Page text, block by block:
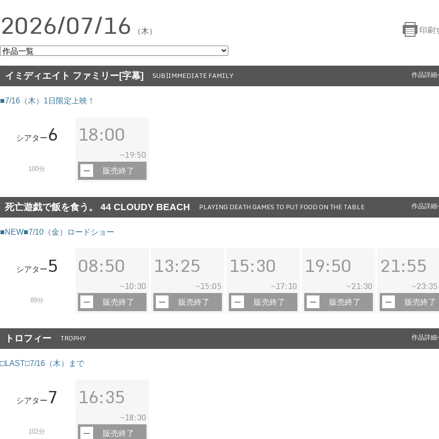
印刷
2026/07/16 （木）
イミディエイト ファミリー[字幕] SUB]IMMEDIATE FAMILY 作品詳細
■7/16（木）1日限定上映！
シアター 6
100分
18:00
~19:50
販売終了
死亡遊戯で飯を食う。 44 CLOUDY BEACH PLAYING DEATH GAMES TO PUT FOOD ON THE TABLE 作品詳細
■NEW■7/10（金）ロードショー
シアター5
89分
08:50
~10:30
販売終了
13:25
~15:05
販売終了
15:30
~17:10
販売終了
19:50
~21:30
販売終了
21:55
~23:35
販売終了
トロフィー TROPHY 作品詳細
□LAST□7/16（木）まで
シアター 7
102分
16:35
~18:30
販売終了